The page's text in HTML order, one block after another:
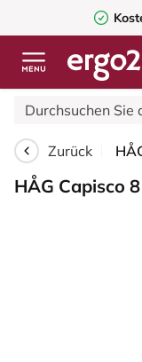
Zurück
HÅG Capisco